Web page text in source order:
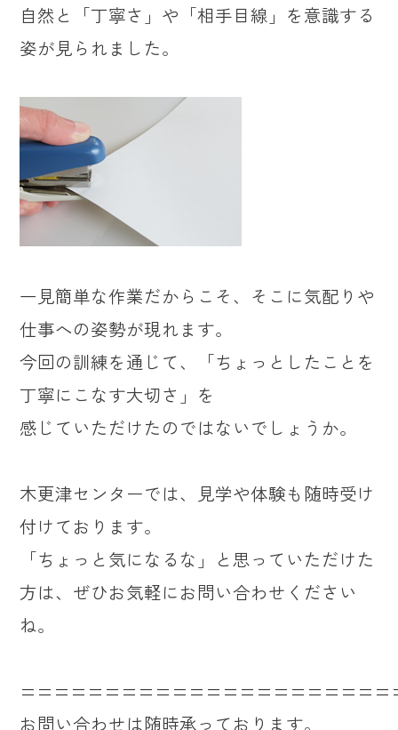
自然と「丁寧さ」や「相手目線」を意識する
姿が見られました。
一見簡単な作業だからこそ、そこに気配りや
仕事への姿勢が現れます。
今回の訓練を通じて、「ちょっとしたことを
丁寧にこなす大切さ」を
感じていただけたのではないでしょうか。
木更津センターでは、見学や体験も随時受け
付けております。
「ちょっと気になるな」と思っていただけた
方は、ぜひお気軽にお問い合わせください
ね。
お問い合わせは随時承っております。